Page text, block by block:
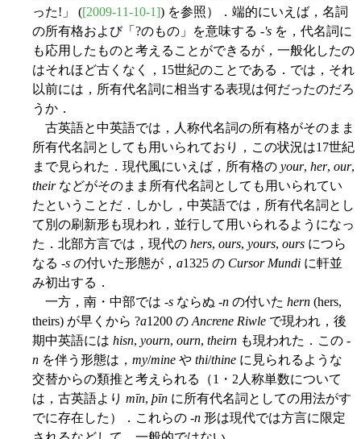
った!」 ([2009-11-10-1]) を参照）．端的にいえば，名詞
の所有格および「?のもの」を意味する -'s を，代名詞に
も応用したものと考えることができるが，一般化したの
はそれほど古くなく，15世紀のことである．では，それ
以前には，所有代名詞に相当する表現は何だったのだろ
うか．
古英語と中英語では，人称代名詞の所有格がそのまま
所有代名詞としても用いられており，この状況は17世紀
まで見られた．現代風にいえば，所有格の your, her, our,
theirなどがそのまま所有代名詞としても用いられてい
たということだ．しかし，中英語では，所有代名詞とし
て別の刷新形も現われ，並行して用いられるようになっ
た．北部方言では，現代の hers, ours, yours, ours につら
なる -s の付いた形態が， a1325 の Cursor Mundi に軒並
み初出する．
一方，南・中部では -s ならぬ -n の付いた hern (hers,
theirs) が早くから ?a1200 の Ancrene Riwle で現われ，後
期中英語には hisn, yourn, ourn, theirn も現われた．この -
n を伴う形態は， my/mine や thi/thine に見られるような
交替からの類推と考えられる（1・2人称単数について
は，古英語より mīn, þīn に所有代名詞としての用法がす
でに存在した）．これらの -n 形は現代では方言に限定